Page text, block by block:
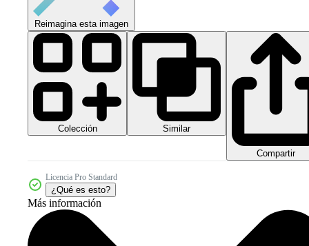
Reimagina esta imagen
Colección Similar
Compartir
Licencia Pro Standard
¿Qué es esto?
Más información